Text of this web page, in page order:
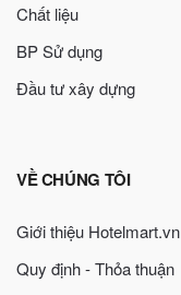
Chất liệu
BP Sử dụng
Đầu tư xây dựng
VỀ CHÚNG TÔI
Giới thiệu Hotelmart.vn
Quy định - Thỏa thuận